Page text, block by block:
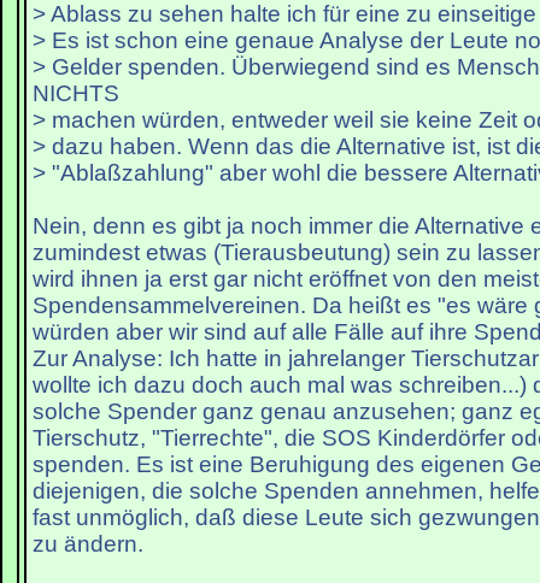
> Ablass zu sehen halte ich für eine zu
> Es ist schon eine genaue Analyse der Leute
> Gelder spenden. Überwiegend sind es
NICHTS
> machen würden, entweder weil sie keine Zeit
> dazu haben. Wenn das die Alternative ist, ist
> "Ablaßzahlung" aber wohl die bessere
Nein, denn es gibt ja noch immer die Alternative
zumindest etwas (Tierausbeutung) sein zu
wird ihnen ja erst gar nicht eröffnet von den
Spendensammelvereinen. Da heißt es "es wäre
würden aber wir sind auf alle Fälle auf ihre
Zur Analyse: Ich hatte in jahrelanger
wollte ich dazu doch auch mal was schreiben...)
solche Spender ganz genau anzusehen; ganz
Tierschutz, "Tierrechte", die SOS Kinderdörfer
spenden. Es ist eine Beruhigung des eigenen
diejenigen, die solche Spenden annehmen,
fast unmöglich, daß diese Leute sich
zu ändern.